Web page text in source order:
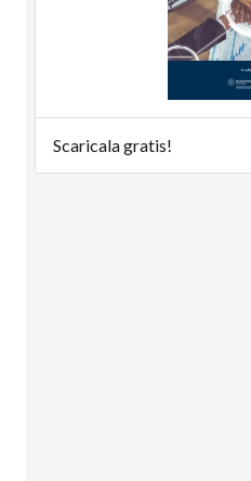
Scaricala gratis!